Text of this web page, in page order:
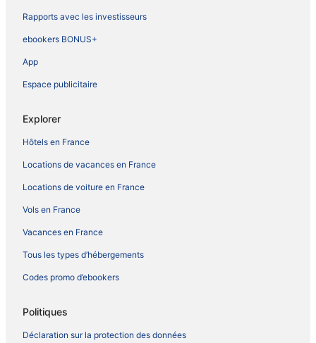
Rapports avec les investisseurs
ebookers BONUS+
App
Espace publicitaire
Explorer
Hôtels en France
Locations de vacances en France
Locations de voiture en France
Vols en France
Vacances en France
Tous les types d’hébergements
Codes promo d’ebookers
Politiques
Déclaration sur la protection des données